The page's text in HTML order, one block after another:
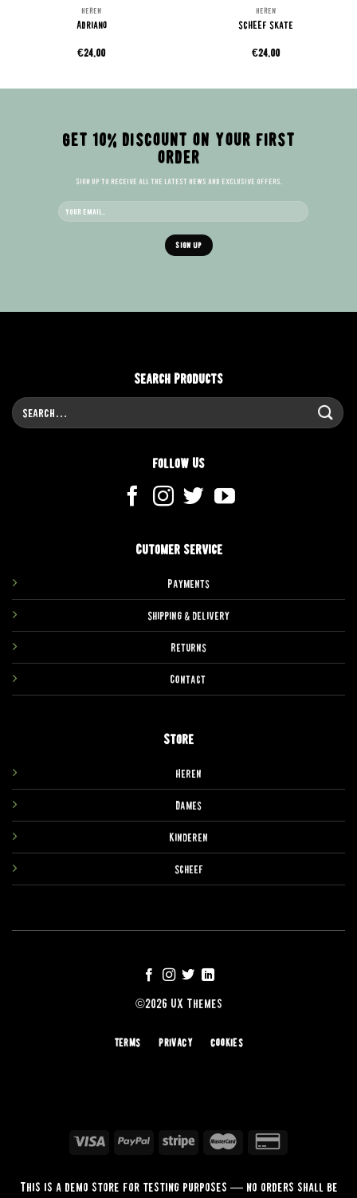
HEREN
Adriano
€24.00
HEREN
SCHEEF Skate
€24.00
GET 10% DISCOUNT ON YOUR FIRST
ORDER
Sign up to receive all the latest news and exclusive offers.
Search Products
Search
for:
Follow Us
Cutomer service
Payments
Shipping & delivery
Returns
Contact
Store
Heren
Dames
Kinderen
Scheef
©2026 UX Themes
TERMS PRIVACY COOKIES
This is a demo store for testing purposes — no orders shall be